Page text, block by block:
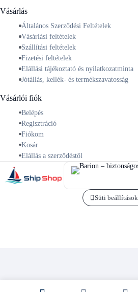
Vásárlás
Általános Szerződési Feltételek
Vásárlási feltételek
Szállítási feltételek
Fizetési feltételek
Elállási tájékoztató és nyilatkozatminta
Jótállás, kellék- és termékszavatosság
Vásárlói fiók
Belépés
Regisztráció
Fiókom
Kosár
Elállás a szerződéstől
Süti beállítások